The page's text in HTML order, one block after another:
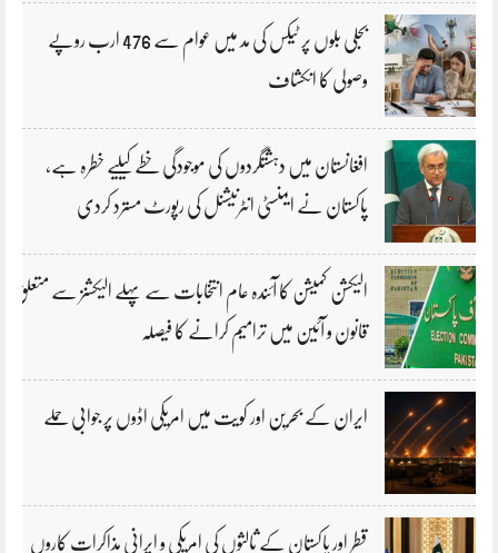
بجلی بلوں پر ٹیکس کی مد میں عوام سے 476 ارب روپے
وصولی کا انکشاف
افغانستان میں دہشتگردوں کی موجودگی خطے کیلیے خطرہ ہے،
پاکستان نے ایمنسٹی انٹرنیشنل کی رپورٹ مسترد کردی
الیکشن کمیشن کا آئندہ عام انتخابات سے پہلے الیکشنز سے متعلق
قانون و آئین میں ترامیم کرانے کا فیصلہ
ایران کے بحرین اور کویت میں امریکی اڈوں پر جوابی حملے
قطر اور پاکستان کے ثالثوں کی امریکی و ایرانی مذاکرات کاروں